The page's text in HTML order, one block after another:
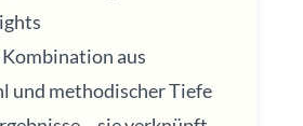
aus
und methodischer Tiefe